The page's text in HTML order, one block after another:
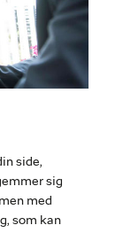
side,
sig
med
som kan